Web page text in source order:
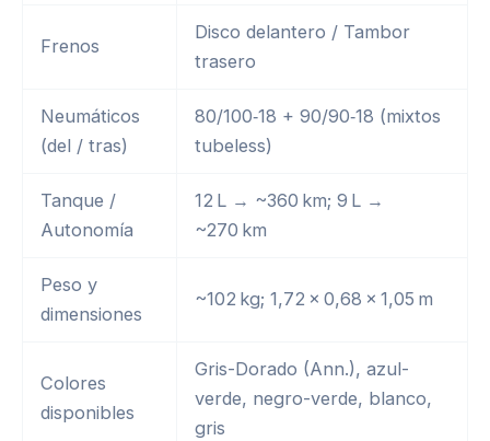
Frenos
Disco delantero / Tambor
trasero
Neumáticos
(del / tras)
80/100‑18 + 90/90‑18 (mixtos
tubeless)
Tanque /
Autonomía
12 L → ~360 km; 9 L →
~270 km
Peso y
dimensiones
~102 kg; 1,72 × 0,68 × 1,05 m
Colores
disponibles
Gris-Dorado (Ann.), azul-
verde, negro-verde, blanco,
gris